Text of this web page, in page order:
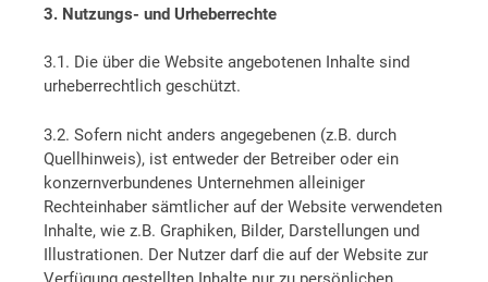
3. Nutzungs- und Urheberrechte
3.1. Die über die Website angebotenen Inhalte sind
urheberrechtlich geschützt.
3.2. Sofern nicht anders angegebenen (z.B. durch
Quellhinweis), ist entweder der Betreiber oder ein
konzernverbundenes Unternehmen alleiniger
Rechteinhaber sämtlicher auf der Website verwendeten
Inhalte, wie z.B. Graphiken, Bilder, Darstellungen und
Illustrationen. Der Nutzer darf die auf der Website zur